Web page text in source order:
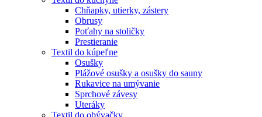
Chňapky, utierky, zástery
Obrusy
Poťahy na stoličky
Prestieranie
Textil do kúpeľne
Osušky
Plážové osušky a osušky do sauny
Rukavice na umývanie
Sprchové závesy
Uteráky
Textil do obývačky